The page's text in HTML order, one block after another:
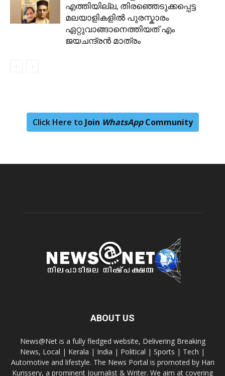
എത്തിയില്ല, തിരഞ്ഞെടുക്കപ്പെട്ട
മലയാളികളിൽ പുരസ്കാരം
ഏറ്റുവാങ്ങാനെത്തിയത് എം
ജയചന്ദ്രൻ മാത്രം
Click Here to Join WhatsAppCommunity
ABOUT US
News@Net is a fully fledged website, Delivering Breaking
News, Local | Kerala | India | Political | Sports | Tech |
Automotive and lifestyle. The News Portal is promoted by Hari
Kurissery, a prominent Journalist & Writer. We aim at covering